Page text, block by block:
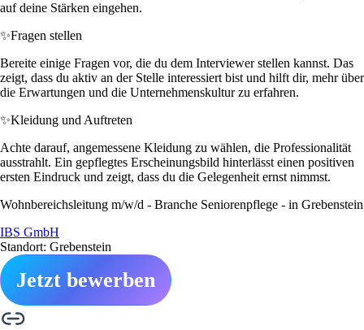
auf deine Stärken eingehen.
✨Fragen stellen
Bereite einige Fragen vor, die du dem Interviewer stellen kannst. Das
zeigt, dass du aktiv an der Stelle interessiert bist und hilft dir, mehr über
die Erwartungen und die Unternehmenskultur zu erfahren.
✨Kleidung und Auftreten
Achte darauf, angemessene Kleidung zu wählen, die Professionalität
ausstrahlt. Ein gepflegtes Erscheinungsbild hinterlässt einen positiven
ersten Eindruck und zeigt, dass du die Gelegenheit ernst nimmst.
Wohnbereichsleitung m/w/d - Branche Seniorenpflege - in Grebenstein
IBS GmbH
Standort: Grebenstein
Jetzt bewerben